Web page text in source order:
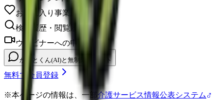
お気に入り事業所を保存
検索履歴・閲覧履歴の確認
ウェビナーへの申し込み
かいとくん(AI)と無制限チャット
無料で会員登録
※本ページの情報は、一部介護サービス情報公表システム